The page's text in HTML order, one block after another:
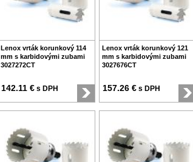
Lenox vrták korunkový 114
mm s karbidovými zubami
3027272CT
142.11 € s DPH
Lenox vrták korunkový 121
mm s karbidovými zubami
3027676CT
157.26 € s DPH